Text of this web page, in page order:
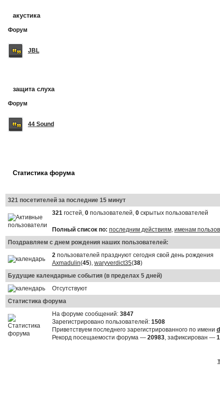
акустика
Форум
JBL
защита слуха
Форум
44 Sound
Статистика форума
321 посетителей за последние 15 минут
321гостей, 0пользователей, 0скрытых пользователей
Полный список по: последним действиям, именам
Поздравляем с днем рождения наших пользователей:
2пользователей празднуют сегодня свой день рождения
Axmadulin(45), waryverdict35(38)
Будущие календарные события (в пределах 5 дней)
Отсутствуют
Статистика форума
На форуме сообщений: 3847
Зарегистрировано пользователей: 1508
Приветствуем последнего зарегистрированного по имени
Рекорд посещаемости форума — 20983, зафиксирован —